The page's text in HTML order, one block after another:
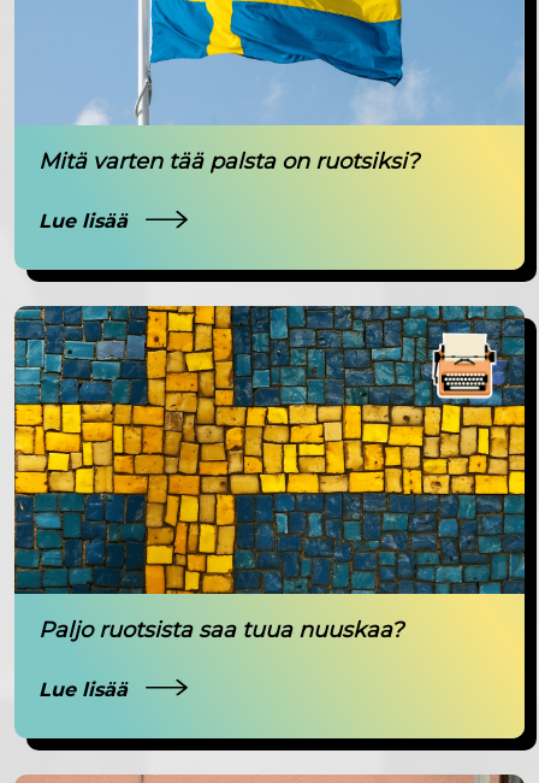
Mitä varten tää palsta on ruotsiksi?
Lue lisää
Paljo ruotsista saa tuua nuuskaa?
Lue lisää